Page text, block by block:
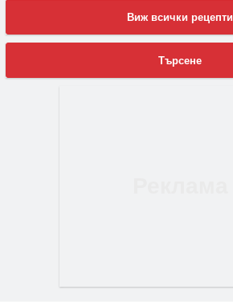
Виж всички рецепти
Търсене